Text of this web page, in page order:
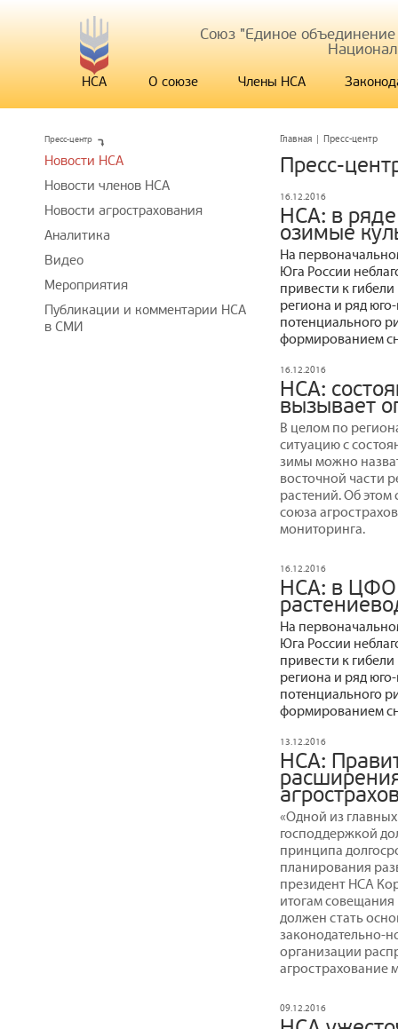
Союз "Единое
НСА О союзе Члены НСА
Главная | Пресс-центр
Пресс-
16.12.2016
НСА: в
озимые
На
Юга России
привести к
региона и ряд
потенциального
формированием
16.12.2016
НСА:
вызывает
В целом по
ситуацию с
зимы можно
восточной части
растений. Об
союза
мониторинга.
16.12.2016
НСА: в ЦФО
На
Юга России
привести к
региона и ряд
потенциального
формированием
13.12.2016
НСА:
«Одной из
господдержкой
принципа
планирования
президент НСА
итогам
должен стать
законодательно-
организации
агрострахование
09.12.2016
Пресс-центр
Новости НСА
Новости членов НСА
Новости агрострахования
Аналитика
Видео
Мероприятия
Публикации и комментарии НСА
в СМИ